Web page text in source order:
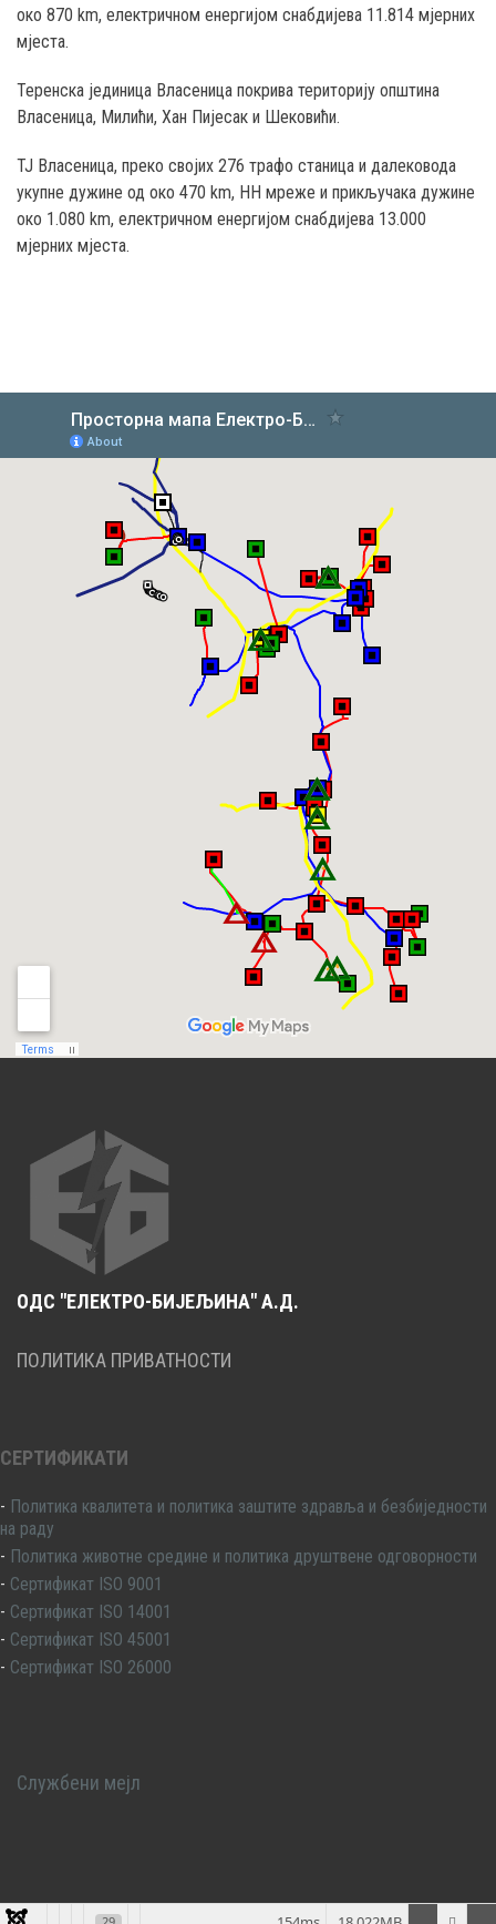
око 870 km, електричном енергијом снабдијева 11.814 мјерних
мјеста.
Теренска јединица Власеница покрива територију општина
Власеница, Милићи, Хан Пијесак и Шековићи.
ТЈ Власеница, преко својих 276 трафо станица и далековода
укупне дужине од око 470 km, НН мреже и прикључака дужине
око 1.080 km, електричном енергијом снабдијева 13.000
мјерних мјеста.
ОДС "ЕЛЕКТРО-БИЈЕЉИНА" А.Д.
ПОЛИТИКА ПРИВАТНОСТИ
СЕРТИФИКАТИ
- Политика квалитета и политика заштите здравља и безбиједности
на раду
- Политика животне средине и политика друштвене одговорности
- Сертификат ISO 9001
- Сертификат ISO 14001
- Сертификат ISO 45001
- Сертификат ISO 26000
Службени мејл